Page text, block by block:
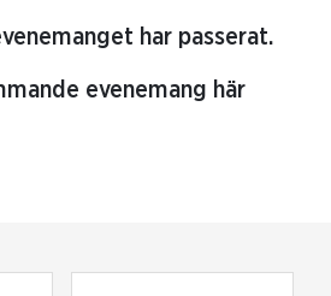
har passerat.
evenemang här